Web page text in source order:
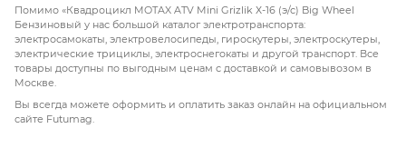
Квадроцикл оборудован компактным, двухтактным
бензиновым двигателем объёмом 50 куб. см. в паре
с фрикционным сцеплением центробежного типа.
Это обуславливает простоту и надежность
конструкции. Квадроцикл имеет неплохую базовую
Помимо «Квадроцикл MOTAX ATV Mini Grizlik Х-16 (э/с) Big Wheel
Бензиновый у нас большой каталог электротранспорта:
электросамокаты, электровелосипеды, гироскутеры, электроскутеры,
электрические трициклы, электроснегокаты и другой транспорт. Все
товары доступны по выгодным ценам с доставкой и самовывозом в
Москве.
Вы всегда можете оформить и оплатить заказ онлайн на официальном
сайте Futumag.